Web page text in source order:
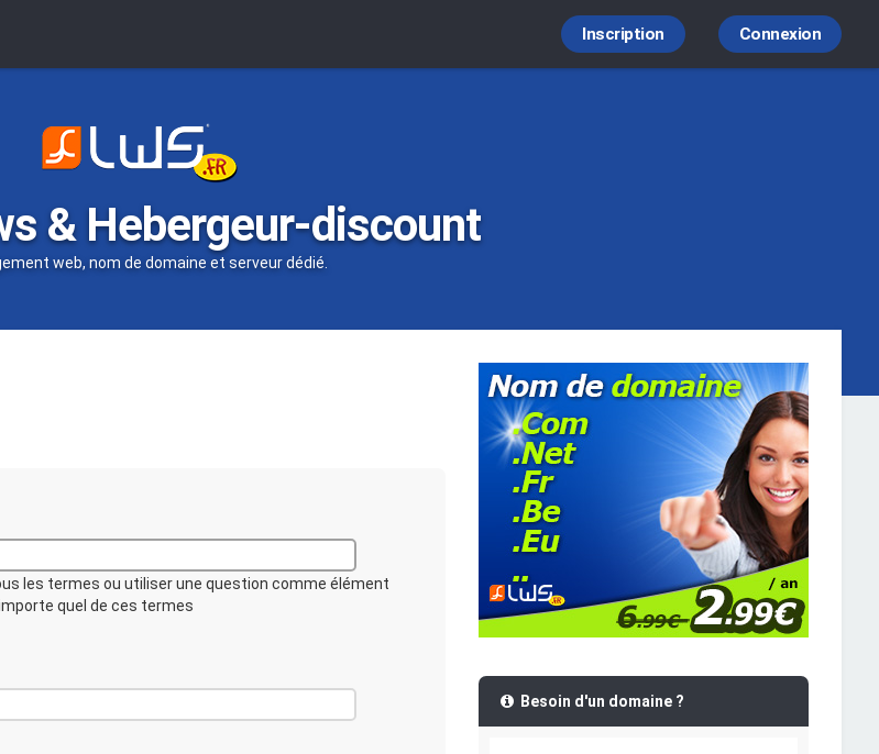
Connexion
Inscription
& Hebergeur-discount
web, nom de domaine et serveur dédié.
les termes ou utiliser une question comme élément
quel de ces termes
Besoin d'un domaine ?